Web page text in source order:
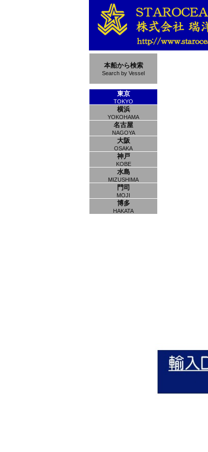
本船から検索
Search by Vessel
東京
TOKYO
横浜
YOKOHAMA
名古屋
NAGOYA
大阪
OSAKA
神戸
KOBE
水島
MIZUSHIMA
門司
MOJI
博多
HAKATA